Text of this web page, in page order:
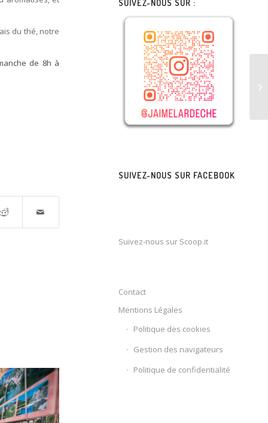
du thé, notre
de 8h à
SUIVEZ-NOUS SUR FACEBOOK
Suivez-nous sur Scoop.it
Contact
Mentions Légales
Politique des cookies
Gestion des navigateurs
Politique de confidentialité